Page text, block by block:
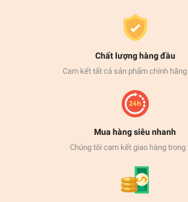
Chất lượng hàng đầu
Cam kết tất cả sản phẩm chính hãng
Mua hàng siêu nhanh
Chúng tôi cam kết giao hàng trong